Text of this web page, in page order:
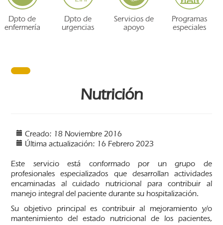
Dpto de
enfermería
Dpto de
urgencias
Servicios de
apoyo
Programas
especiales
Nutrición
Creado: 18 Noviembre 2016
Última actualización: 16 Febrero 2023
Este servicio está conformado por un grupo de
profesionales especializados que desarrollan actividades
encaminadas al cuidado nutricional para contribuir al
manejo integral del paciente durante su hospitalización.
Su objetivo principal es contribuir al mejoramiento y/o
mantenimiento del estado nutricional de los pacientes,